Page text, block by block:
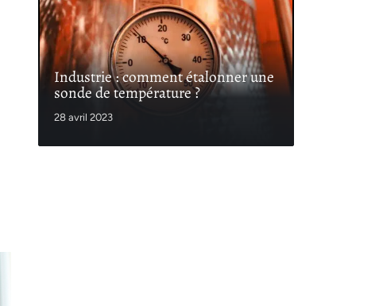
Industrie : comment étalonner une
sonde de température ?
28 avril 2023